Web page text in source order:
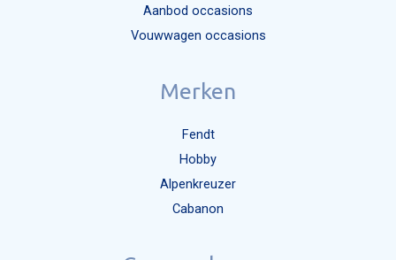
Mijn bericht versturenAanbod occasions
Vouwwagen occasions
Merken
Fendt
Hobby
Alpenkreuzer
Cabanon